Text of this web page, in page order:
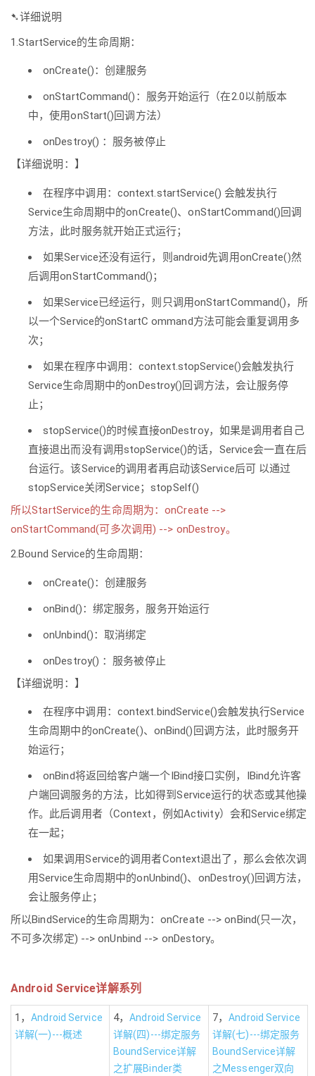
➷详细说明
1.StartService的生命周期：
onCreate()：创建服务
onStartCommand()：服务开始运行（在2.0以前版本
中，使用onStart()回调方法）
onDestroy() ：服务被停止
【详细说明：】
在程序中调用：context.startService() 会触发执行
Service生命周期中的onCreate()、onStartCommand()回调
方法，此时服务就开始正式运行；
如果Service还没有运行，则android先调用onCreate()然
后调用onStartCommand()；
如果Service已经运行，则只调用onStartCommand()，所
以一个Service的onStartC ommand方法可能会重复调用多
次；
如果在程序中调用：context.stopService()会触发执行
Service生命周期中的onDestroy()回调方法，会让服务停
止；
stopService()的时候直接onDestroy，如果是调用者自己
直接退出而没有调用stopService()的话，Service会一直在后
台运行。该Service的调用者再启动该Service后可 以通过
stopService关闭Service；stopSelf()
所以StartService的生命周期为：onCreate -->
onStartCommand(可多次调用) --> onDestroy。
2.Bound Service的生命周期：
onCreate()：创建服务
onBind()：绑定服务，服务开始运行
onUnbind()：取消绑定
onDestroy() ：服务被停止
【详细说明：】
在程序中调用：context.bindService()会触发执行Service
生命周期中的onCreate()、onBind()回调方法，此时服务开
始运行；
onBind将返回给客户端一个IBind接口实例，IBind允许客
户端回调服务的方法，比如得到Service运行的状态或其他操
作。此后调用者（Context，例如Activity）会和Service绑定
在一起；
如果调用Service的调用者Context退出了，那么会依次调
用Service生命周期中的onUnbind()、onDestroy()回调方法，
会让服务停止；
所以BindService的生命周期为：onCreate --> onBind(只一次，
不可多次绑定) --> onUnbind --> onDestory。
Android Service详解系列
1，Android Service
详解(一)---概述
4，Android Service
详解(四)---绑定服务
BoundService详解
之扩展Binder类
7，Android Service
详解(七)---绑定服务
BoundService详解
之Messenger双向